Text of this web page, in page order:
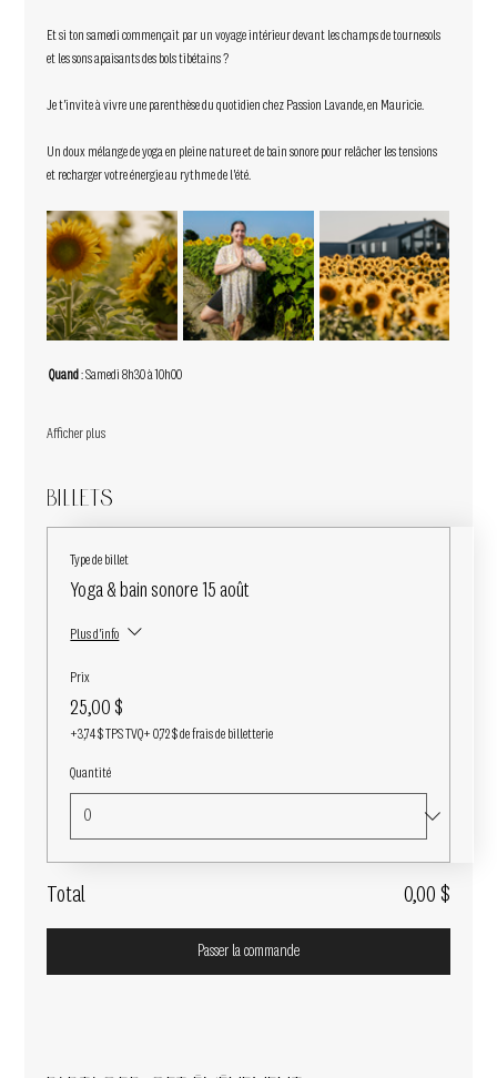
Et si ton samedi commençait par un voyage intérieur devant les champs de tournesols
et les sons apaisants des bols tibétains ?
Je t'invite à vivre une parenthèse du quotidien chez Passion Lavande, en Mauricie.
Un doux mélange de yoga en pleine nature et de bain sonore pour relâcher les tensions
et recharger votre énergie au rythme de l'été.
Quand : Samedi 8h30 à 10h00
Afficher plus
Billets
Type de billet
Yoga & bain sonore 15 août
Plus d'info
Prix
25,00 $
+3,74 $ TPS TVQ+ 0,72 $ de frais de billetterie
Quantité
Total 0,00 $
Passer la commande